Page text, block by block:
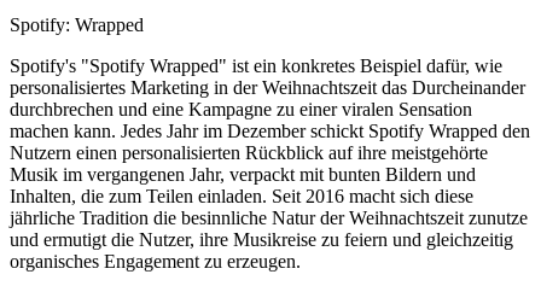
Spotify: Wrapped
Spotify's "Spotify Wrapped" ist ein konkretes Beispiel dafür, wie
personalisiertes Marketing in der Weihnachtszeit das Durcheinander
durchbrechen und eine Kampagne zu einer viralen Sensation
machen kann. Jedes Jahr im Dezember schickt Spotify Wrapped den
Nutzern einen personalisierten Rückblick auf ihre meistgehörte
Musik im vergangenen Jahr, verpackt mit bunten Bildern und
Inhalten, die zum Teilen einladen. Seit 2016 macht sich diese
jährliche Tradition die besinnliche Natur der Weihnachtszeit zunutze
und ermutigt die Nutzer, ihre Musikreise zu feiern und gleichzeitig
organisches Engagement zu erzeugen.